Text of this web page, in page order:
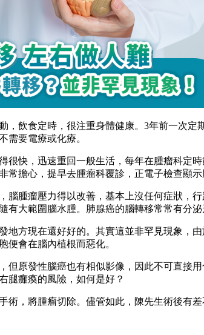
，飲食定時，很注重身體健康。3年前一次
需要電療或化療。
很快，迅速重回一般生活，每年在腫瘤科定
常擔心，提早去腫瘤科覆診，正電子檢查顯
腦腫瘤壓力得以改善，基本上沒任何症狀，
有大範圍腦水腫。肺腺癌的腦轉移常常有分
地方現在還好好的。其實這並非罕見現象，
便會在腦內植根而惡化。
但原發性腦癌也有相似影像，因此不可直接
腿癱瘓的風險，如何是好？
術，將腫瘤切除。儘管如此，陳先生術後有